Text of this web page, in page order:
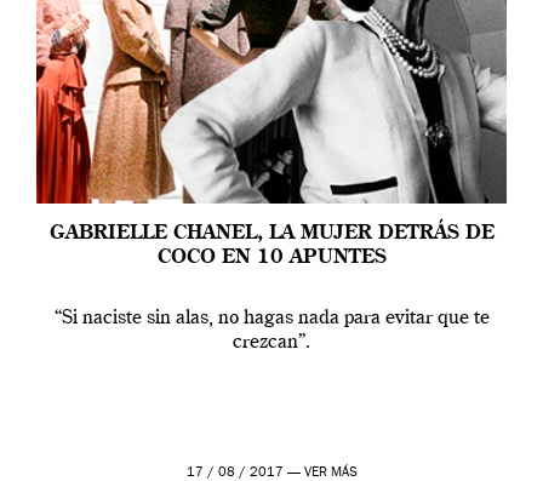
GABRIELLE CHANEL, LA MUJER DETRÁS DE
COCO EN 10 APUNTES
“Si naciste sin alas, no hagas nada para evitar que te
crezcan”.
17 / 08 / 2017 — VER MÁS